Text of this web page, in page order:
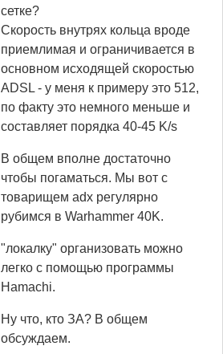
сетке?
Скорость внутрях кольца вроде
приемлимая и ограничивается в
основном исходящей скоростью
ADSL - у меня к примеру это 512,
по факту это немного меньше и
составляет порядка 40-45 K/s
В общем вполне достаточно
чтобы погаматься. Мы вот с
товарищем adx регулярно
рубимся в Warhammer 40K.
"локалку" организовать можно
легко с помощью программы
Hamachi.
Ну что, кто ЗА? В общем
обсуждаем.